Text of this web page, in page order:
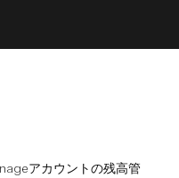
アカウントの残高管